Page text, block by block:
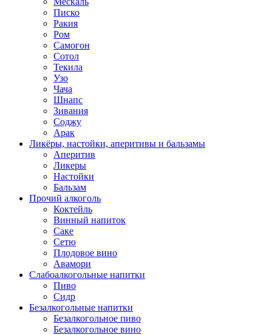
Писко
Ракия
Ром
Самогон
Сотол
Текила
Узо
Чача
Шнапс
Зивания
Соджу
Арак
Ликёры, настойки, аперитивы и бальзамы
Аперитив
Ликеры
Настойки
Бальзам
Прочий алкоголь
Коктейль
Винный напиток
Саке
Сетю
Плодовое вино
Авамори
Слабоалкогольные напитки
Пиво
Сидр
Безалкогольные напитки
Безалкогольное пиво
Безалкогольное вино